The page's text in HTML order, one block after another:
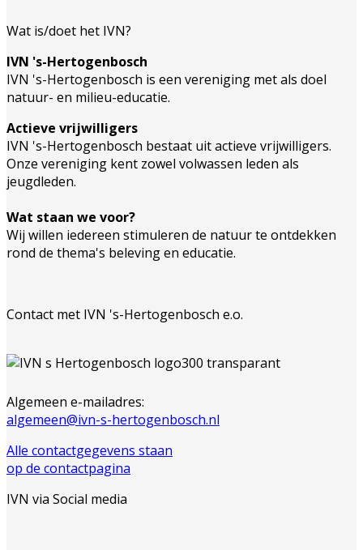
Wat is/doet het IVN?
IVN 's-Hertogenbosch
IVN 's-Hertogenbosch is een vereniging met als doel
natuur- en milieu-educatie.
Actieve vrijwilligers
IVN 's-Hertogenbosch bestaat uit actieve vrijwilligers.
Onze vereniging kent zowel volwassen leden als
jeugdleden.
Wat staan we voor?
Wij willen iedereen stimuleren de natuur te ontdekken
rond de thema's beleving en educatie.
Contact met IVN 's-Hertogenbosch e.o.
Algemeen e-mailadres:
algemeen@ivn-s-hertogenbosch.nl
Alle contactgegevens staan
op de contactpagina
IVN via Social media